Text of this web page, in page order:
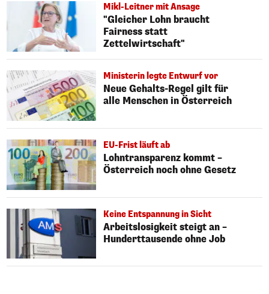
Mikl-Leitner mit Ansage
"Gleicher Lohn braucht
Fairness statt
Zettelwirtschaft"
Ministerin legte Entwurf vor
Neue Gehalts-Regel gilt für
alle Menschen in Österreich
EU-Frist läuft ab
Lohntransparenz kommt –
Österreich noch ohne Gesetz
Keine Entspannung in Sicht
Arbeitslosigkeit steigt an –
Hunderttausende ohne Job